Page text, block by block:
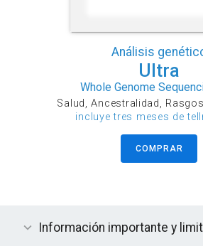
Análisis
Ultra
Whole Genome
Salud, Ancestralidad,
incluye tres meses de
COMPRAR
Información importante y